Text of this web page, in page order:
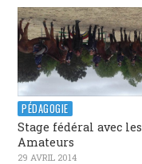
PÉDAGOGIE
Stage fédéral avec les
Amateurs
29 AVRIL 2014